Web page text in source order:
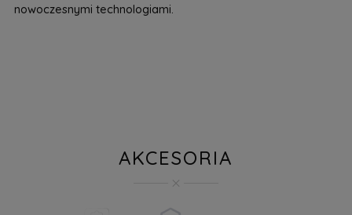
nowoczesnymi technologiami.
AKCESORIA